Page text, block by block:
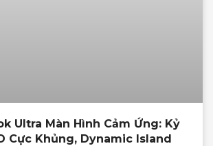
Ultra Màn Hình Cảm Ứng: Kỷ
Cực Khủng, Dynamic Island